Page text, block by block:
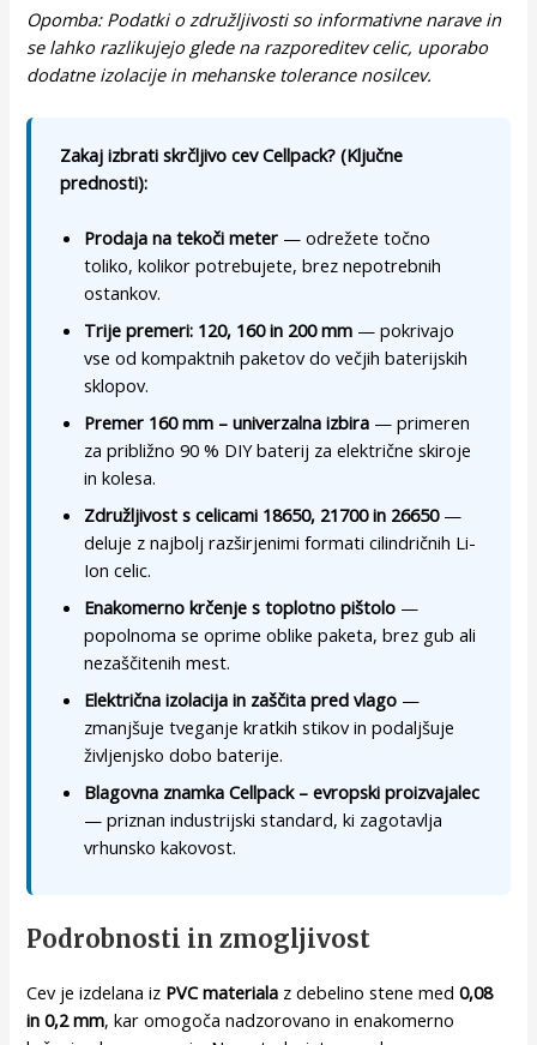
Opomba: Podatki o združljivosti so informativne narave in
se lahko razlikujejo glede na razporeditev celic, uporabo
dodatne izolacije in mehanske tolerance nosilcev.
Zakaj izbrati skrčljivo cev Cellpack? (Ključne
prednosti):
Prodaja na tekoči meter — odrežete točno
toliko, kolikor potrebujete, brez nepotrebnih
ostankov.
Trije premeri: 120, 160 in 200 mm — pokrivajo
vse od kompaktnih paketov do večjih baterijskih
sklopov.
Premer 160 mm – univerzalna izbira — primeren
za približno 90 % DIY baterij za električne skiroje
in kolesa.
Združljivost s celicami 18650, 21700 in 26650—
deluje z najbolj razširjenimi formati cilindričnih Li-
Ion celic.
Enakomerno krčenje s toplotno pištolo —
popolnoma se oprime oblike paketa, brez gub ali
nezaščitenih mest.
Električna izolacija in zaščita pred vlago —
zmanjšuje tveganje kratkih stikov in podaljšuje
življenjsko dobo baterije.
Blagovna znamka Cellpack – evropski proizvajalec
— priznan industrijski standard, ki zagotavlja
vrhunsko kakovost.
Podrobnosti in zmogljivost
Cev je izdelana iz PVC materiala z debelino stene med0,08
in 0,2 mm, kar omogoča nadzorovano in enakomerno